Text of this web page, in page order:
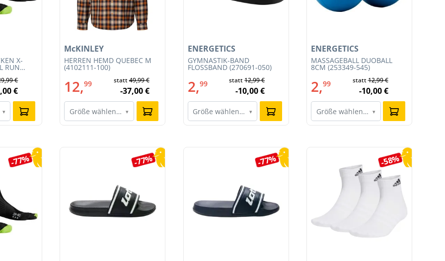
X-
RUN
€
€
▾
HERREN HEMD QUEBEC M
(4102111-100)
McKINLEY
12,99 statt49,99 €
-37,00 €
Größe wählen… ▾
GYMNASTIK-BAND
FLOSSBAND (270691-050)
ENERGETICS
2,99 statt12,99 €
-10,00 €
Größe wählen… ▾
MASSAGEBALL DUOBALL
8CM (253349-545)
ENERGETICS
2,99 statt12,99 €
-10,00 €
Größe wählen… ▾
-77% -77% -77% -58%